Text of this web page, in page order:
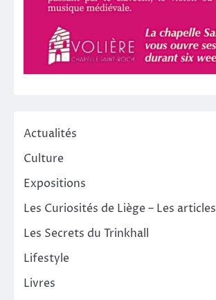
Actualités
Culture
Expositions
Les Curiosités de Liège – Les articles
Les Secrets du Trinkhall
Lifestyle
Livres